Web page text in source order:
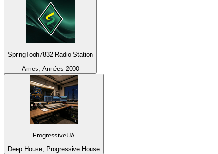
SpringTooh7832 Radio Station
Ames, Années 2000
ProgressiveUA
Deep House, Progressive House